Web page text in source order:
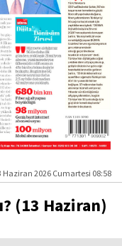
Haziran 2026 Cumartesi 08:58
(13 Haziran)